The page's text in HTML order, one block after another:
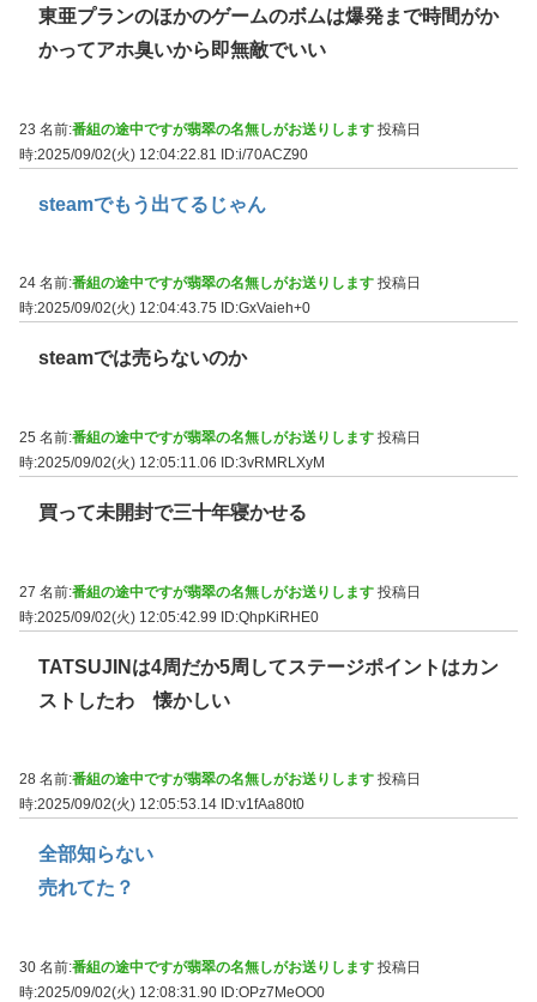
東亜プランのほかのゲームのボムは爆発まで時間がか
かってアホ臭いから即無敵でいい
23 名前:番組の途中ですが翡翠の名無しがお送りします 投稿日
時:2025/09/02(火) 12:04:22.81 ID:i/70ACZ90
steamでもう出てるじゃん
24 名前:番組の途中ですが翡翠の名無しがお送りします 投稿日
時:2025/09/02(火) 12:04:43.75
ID:GxVaieh+0
steamでは売らないのか
25 名前:番組の途中ですが翡翠の名無しがお送りします 投稿日
時:2025/09/02(火) 12:05:11.06
ID:3vRMRLXyM
買って未開封で三十年寝かせる
27 名前:番組の途中ですが翡翠の名無しがお送りします 投稿日
時:2025/09/02(火) 12:05:42.99 ID:QhpKiRHE0
TATSUJINは4周だか5周してステージポイントはカン
ストしたわ 懐かしい
28 名前:番組の途中ですが翡翠の名無しがお送りします 投稿日
時:2025/09/02(火) 12:05:53.14 ID:v1fAa80t0
全部知らない
売れてた？
30 名前:番組の途中ですが翡翠の名無しがお送りします 投稿日
時:2025/09/02(火) 12:08:31.90 ID:OPz7MeOO0